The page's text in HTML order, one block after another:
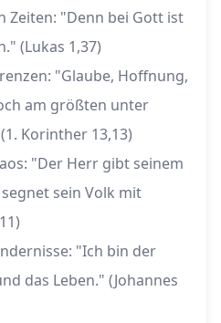
Zeiten: "Denn bei Gott ist
(Lukas 1,37)
"Glaube, Hoffnung,
am größten unter
Korinther 13,13)
"Der Herr gibt seinem
sein Volk mit
"Ich bin der
das Leben." (Johannes